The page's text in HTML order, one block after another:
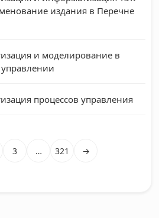
издания в Перечне
и моделирование в
процессов управления
3 … 321 →